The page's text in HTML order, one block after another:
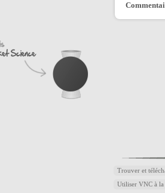
Trouver et
Utiliser VNC à la